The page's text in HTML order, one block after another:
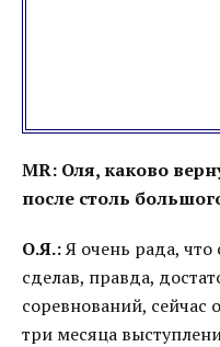
MR: Оля, каково
после столь
О.Я.:Я очень рада, что
сделав, правда,
соревнований, сейчас
три месяца